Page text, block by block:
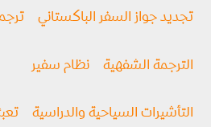
تجديد جواز السفر الباكستاني
الترجمة الشفهية نظام سفير
التأشيرات السياحية والدراسية